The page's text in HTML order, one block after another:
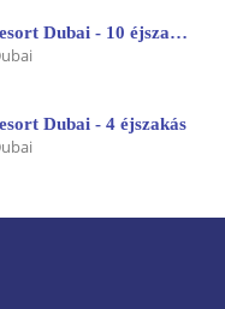
Centara Mirage Beach Resort Dubai - 10 éjszakás
Dubai - 4 éjszakás